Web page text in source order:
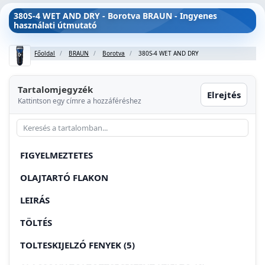
380S-4 WET AND DRY - Borotva BRAUN - Ingyenes
használati útmutató
Főoldal BRAUN Borotva 380S-4 WET AND DRY
Tartalomjegyzék
Kattintson egy címre a hozzáféréshez
Elrejtés
FIGYELMEZTETES
OLAJTARTÓ FLAKON
LEIRÁS
TÖLTÉS
TOLTESKIJELZÓ FENYEK (5)